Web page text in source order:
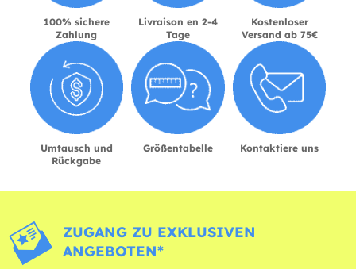
100% sichere
Zahlung
Livraison en 2-4
Tage
Kostenloser
Versand ab 75€
Umtausch und
Rückgabe
Größentabelle Kontaktiere uns
ZUGANG ZU EXKLUSIVEN
ANGEBOTEN*